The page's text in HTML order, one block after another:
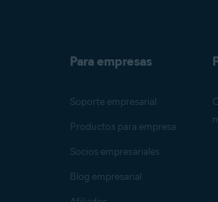
Para empresas
Soporte empresarial
Productos para empresa
Socios empresariales
Blog empresarial